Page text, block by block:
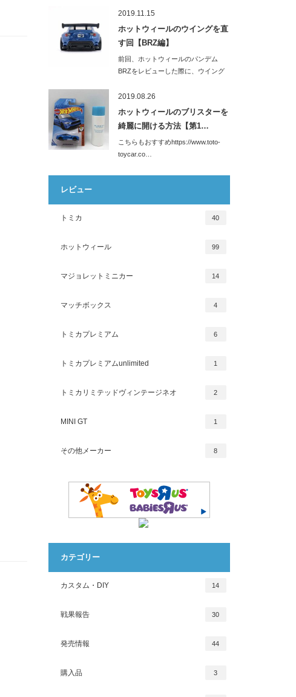
2019.11.15
ホットウィールのウイングを直
す回【BRZ編】
前回、ホットウィールのパンデム
BRZをレビューした際に、ウイング
2019.08.26
ホットウィールのブリスターを
綺麗に開ける方法【第1…
こちらもおすすめhttps://www.toto-
toycar.co…
レビュー
トミカ 40
ホットウィール 99
マジョレットミニカー 14
マッチボックス 4
トミカプレミアム 6
トミカプレミアムunlimited 1
トミカリミテッドヴィンテージネオ 2
MINI GT 1
その他メーカー 8
カテゴリー
カスタム・DIY 14
戦果報告 30
発売情報 44
購入品 3